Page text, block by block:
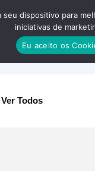
Ver Todos
dispositivo para
iniciativas de
Eu aceito os